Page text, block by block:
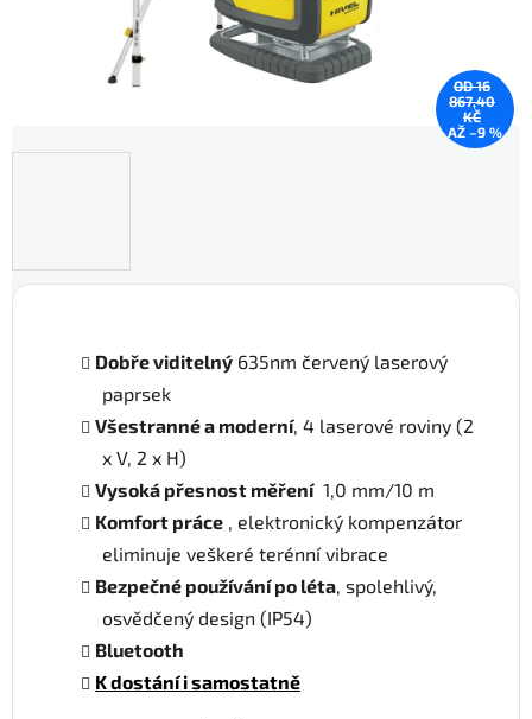
Dobře viditelný 635nm červený laserový
paprsek
Všestranné a moderní, 4 laserové roviny (2
x V, 2 x H)
Vysoká přesnost měření 1,0 mm/10 m
Komfort práce , elektronický kompenzátor
eliminuje veškeré terénní vibrace
Bezpečné používání po léta, spolehlivý,
osvědčený design (IP54)
Bluetooth
K dostání i samostatně
OD 16
867,40
KČ
AŽ –9 %